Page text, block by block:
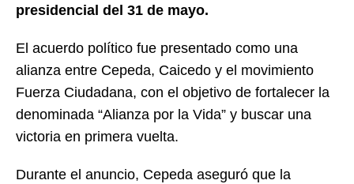
presidencial del 31 de mayo.
El acuerdo político fue presentado como una
alianza entre Cepeda, Caicedo y el movimiento
Fuerza Ciudadana, con el objetivo de fortalecer la
denominada “Alianza por la Vida” y buscar una
victoria en primera vuelta.
Durante el anuncio, Cepeda aseguró que la